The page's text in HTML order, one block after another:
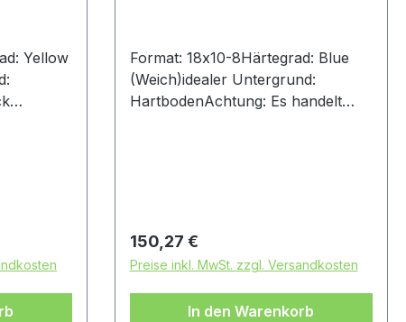
Yellow
Format: 18x10-8Härtegrad: Blue
(Weich)idealer Untergrund:
HartbodenAchtung: Es handelt
Regulärer Preis:
150,27 €
Preise inkl. MwSt. zzgl. Versandkosten
In den Warenkorb